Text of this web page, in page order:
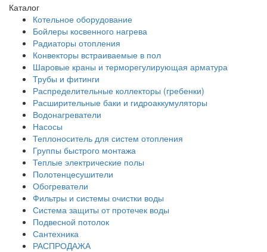
Каталог
Котельное оборудование
Бойлеры косвенного нагрева
Радиаторы отопления
Конвекторы встраиваемые в пол
Шаровые краны и терморегулирующая арматура
Трубы и фитинги
Распределительные коллекторы (гребенки)
Расширительные баки и гидроаккумуляторы
Водонагреватели
Насосы
Теплоноситель для систем отопления
Группы быстрого монтажа
Теплые электрические полы
Полотенцесушители
Обогреватели
Фильтры и системы очистки воды
Система защиты от протечек воды
Подвесной потолок
Сантехника
РАСПРОДАЖА